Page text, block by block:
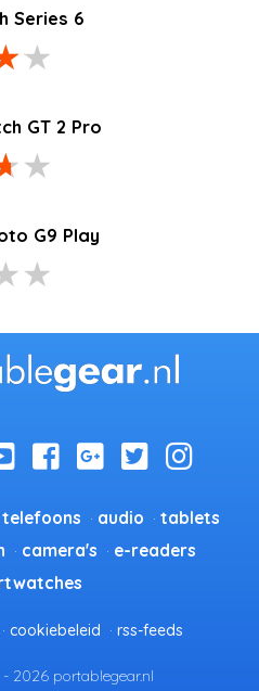
Series 6
GT 2 Pro
G9 Play
telefoons audio
tablets
camera's
e-readers
cookiebeleid rss-feeds
2026 portablegear.nl